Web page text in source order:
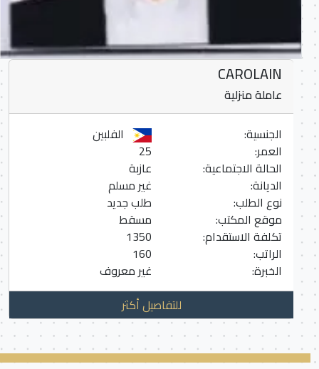
CAROLAIN
عاملة منزلية
الجنسية:
الفلبين
العمر:
الحالة الاجتماعية:
عازبة
الديانة:
غير مسلم
نوع الطلب:
طلب جديد
موقع المكتب:
مسقط
تكلفة الاستقدام:
1350
الراتب:
160
الخبرة:
غير معروف
للتفاصيل أكثر